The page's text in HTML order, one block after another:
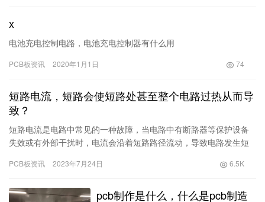
x
电池充电控制电路，电池充电控制器有什么用
PCB板资讯 2020年1月1日 74
短路电流，短路会使短路处甚至整个电路过热从而导
致？
短路电流是电路中常见的一种故障，当电路中有断路器等保护设备
失效或有外部干扰时，电流会沿着短路路径流动，导致电路发生短
导致整…
PCB板资讯 2023年7月24日 6.5K
pcb制作是什么，什么是pcb制造